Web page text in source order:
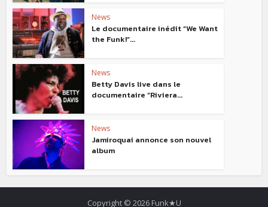
News
Le documentaire inédit “We Want
the Funk!”...
News
Betty Davis live dans le
documentaire “Riviera...
News
Jamiroquai annonce son nouvel
album
Copyright © 2026 Funk★U